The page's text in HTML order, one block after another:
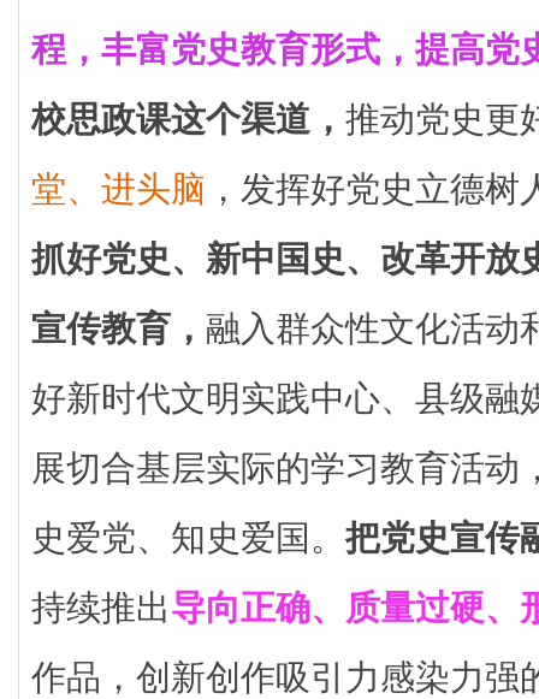
程，丰富党史教育形式，提高党
校思政课这个渠道， 推动党史更
堂、进头脑 ，发挥好党史立德
抓好党史、新中国史、改革开放
宣传教育， 融入群众性文化活动
好新时代文明实践中心、县级融
展切合基层实际的学习教育活动
史爱党、知史爱国。把党史宣传
持续推出导向正确、质量过硬、
作品，创新创作吸引力感染力强